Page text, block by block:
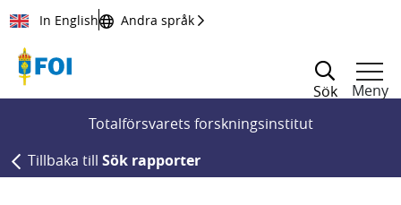
Till innehållet
In English Andra språk
Sök
Meny
Totalförsvarets forskningsinstitut
Tillbaka till Sök rapporter